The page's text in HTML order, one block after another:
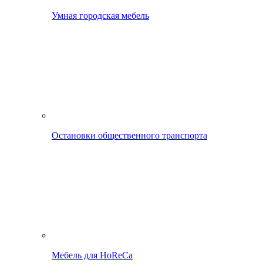
Умная городская мебель
Остановки общественного транспорта
Мебель для HoReCa